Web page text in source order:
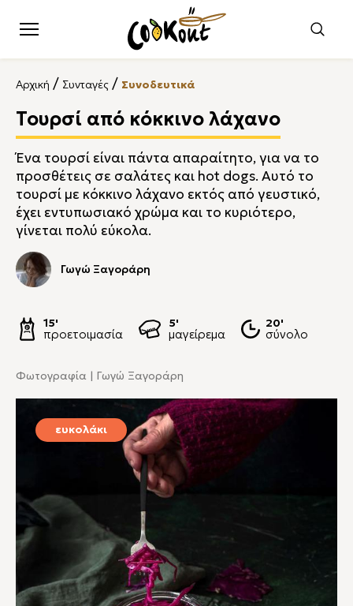
Αρχική / Συνταγές / Συνοδευτικά
Τουρσί από κόκκινο λάχανο
Ένα τουρσί είναι πάντα απαραίτητο, για να το
προσθέτεις σε σαλάτες και hot dogs. Αυτό το
τουρσί με κόκκινο λάχανο εκτός από γευστικό,
έχει εντυπωσιακό χρώμα και το κυριότερο,
γίνεται πολύ εύκολα.
Γωγώ Ξαγοράρη
15'
προετοιμασία
5'
μαγείρεμα
20'
σύνολο
Φωτογραφία | Γωγώ Ξαγοράρη
ευκολάκι